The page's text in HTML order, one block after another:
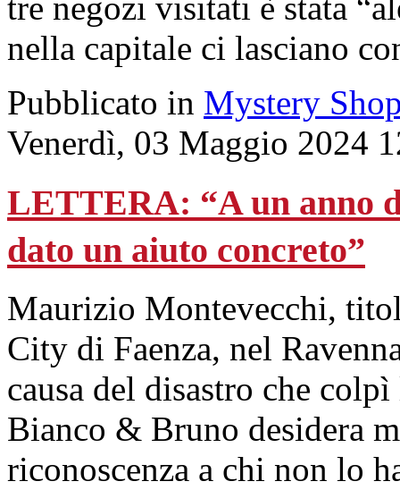
nella capitale ci lasciano
Pubblicato in Mystery
Venerdì, 03 Maggio 2024
LETTERA: “A un anno
dato un aiuto concreto”
Maurizio Montevecchi,
City di Faenza, nel
causa del disastro che
Bianco & Bruno desidera
riconoscenza a chi non lo